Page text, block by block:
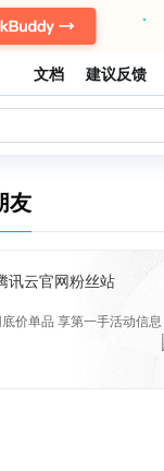
文档 建议反馈
友
讯云官网粉丝站
价单品 享第一手活动信息